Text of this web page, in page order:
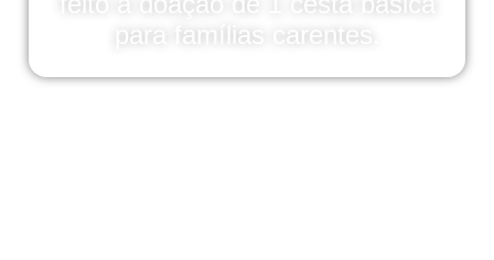
para famílias carentes.